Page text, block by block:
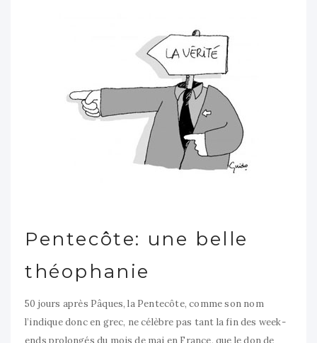
Pentecôte: une belle
théophanie
50 jours après Pâques, la Pentecôte, comme son nom
l’indique donc en grec, ne célèbre pas tant la fin des week-
ends prolongés du mois de mai en France, que le don de